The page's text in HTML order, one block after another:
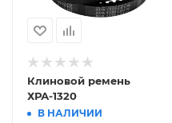
Клиновой ремень
ХРА-1320
В НАЛИЧИИ